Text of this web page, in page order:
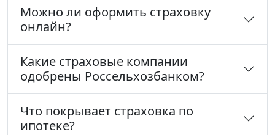
Можно ли оформить страховку
онлайн?
Какие страховые компании
одобрены Россельхозбанком?
Что покрывает страховка по
ипотеке?